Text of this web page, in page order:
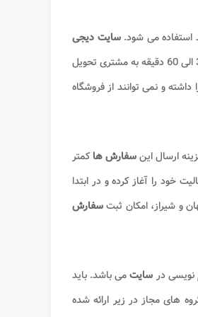
استفاده می شود.سایت دیجی
، با سرعت بالا و در کمتر از 30 الی 60 دقیقه به مشتری تحویل
و نمی توانند از فروشگاه
ارسال اینسفارش هاکمتر
داد که این سامانه از سال 1397 فعالیت خود را آغاز کرده و در ابتدا
و شیراز، امکان ثبتسفارش
نویسی در سایتمی باشد. باید
های مجاز در زیر ارائه شده